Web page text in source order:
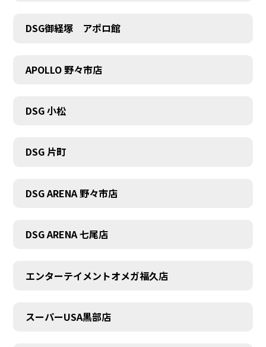
COMPANY
DSG御経塚 アポロ館
APOLLO 野々市店
DSG 小松
DSG 片町
DSG ARENA 野々市店
DSG ARENA 七尾店
エンターテイメントオメガ福久店
スーパーUSA黒部店